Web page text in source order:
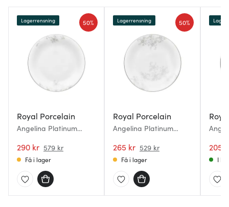
Royal Porcelain
Angelina Platinum
290 kr 579 kr
50%
Lagerrensning
Få i lager
Royal Porcelain
Angelina Platinum
265 kr 529 kr
50%
Lagerrensning
Få i lager
205
I